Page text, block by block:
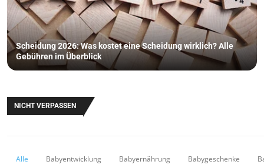
Scheidung 2026: Was kostet eine Scheidung wirklich? Alle
Gebühren im Überblick
NICHT VERPASSEN
Alle Babyentwicklung Babyernährung Babygeschenke